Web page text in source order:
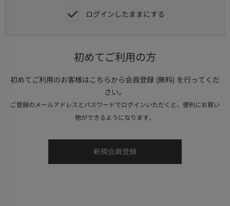
ログインしたままにする
初めてご利用の方
初めてご利用のお客様はこちらから会員登録 (無料) を行ってくだ
さい。
ご登録のメールアドレスとパスワードでログインいただくと、便利にお買い
物ができるようになります。